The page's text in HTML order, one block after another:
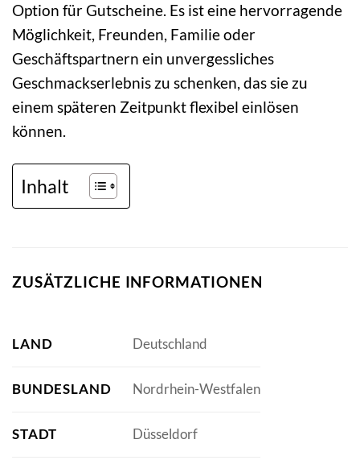
Option für Gutscheine. Es ist eine hervorragende
Möglichkeit, Freunden, Familie oder
Geschäftspartnern ein unvergessliches
Geschmackserlebnis zu schenken, das sie zu
einem späteren Zeitpunkt flexibel einlösen
können.
Inhalt
ZUSÄTZLICHE INFORMATIONEN
LAND Deutschland
BUNDESLAND Nordrhein-Westfalen
STADT Düsseldorf